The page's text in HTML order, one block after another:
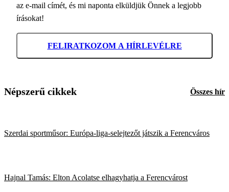
az e-mail címét, és mi naponta elküldjük Önnek a legjobb
írásokat!
FELIRATKOZOM A HÍRLEVÉLRE
Népszerű cikkek Összes hír
Szerdai sportműsor: Európa-liga-selejtezőt játszik a Ferencváros
Hajnal Tamás: Elton Acolatse elhagyhatja a Ferencvárost